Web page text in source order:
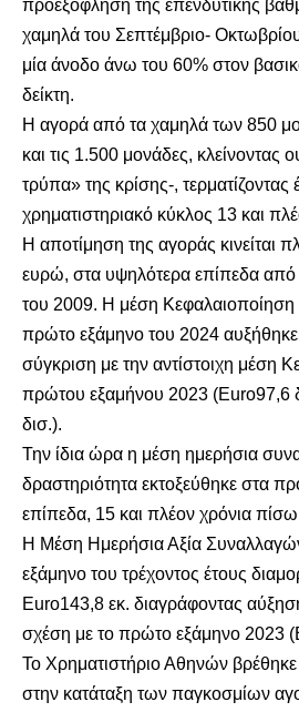
προεξόφληση της επενδυτικής
χαμηλά του Σεπτέμβριο-
μία άνοδο άνω του 60% στον
δείκτη.
Η αγορά από τα χαμηλά των 850
και τις 1.500 μονάδες, κλείνοντας
τρύπα» της κρίσης-,
χρηματιστηριακό κύκλος 13 και
Η αποτίμηση της αγοράς κινείται
ευρώ, στα υψηλότερα επίπεδα από
του 2009. Η μέση Κεφαλαιοποίηση
πρώτο εξάμηνο του 2024
σύγκριση με την αντίστοιχη μέση
πρώτου εξαμήνου 2023 (Euro97,6
δισ.).
Την ίδια ώρα η μέση ημερήσια
δραστηριότητα εκτοξεύθηκε στα
επίπεδα, 15 και πλέον χρόνια
Η Μέση Ημερήσια Αξία
εξάμηνο του τρέχοντος έτους
Euro143,8 εκ. διαγράφοντας
σχέση με το πρώτο εξάμηνο 2023
Το Χρηματιστήριο Αθηνών βρέθηκε
στην κατάταξη των παγκοσμίων